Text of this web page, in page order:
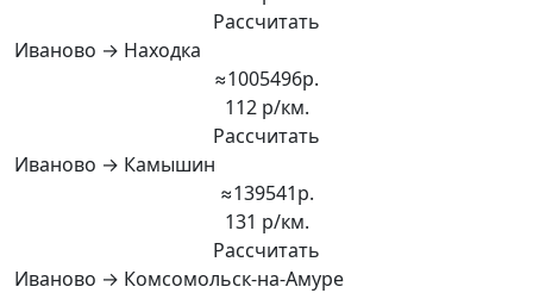
Рассчитать
Иваново → Находка
≈1005496р.
112 р/км.
Рассчитать
Иваново → Камышин
≈139541р.
131 р/км.
Рассчитать
Иваново → Комсомольск-на-Амуре